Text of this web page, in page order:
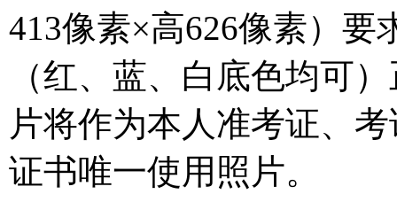
413像素×高626像素）
（红、蓝、白底色均可
片将作为本人准考证、
证书唯一使用照片。